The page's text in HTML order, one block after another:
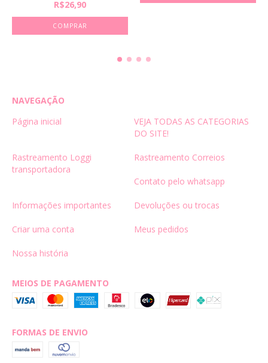
R$26,90
COMPRAR
NAVEGAÇÃO
Página inicial
VEJA TODAS AS CATEGORIAS
DO SITE!
Rastreamento Loggi
transportadora
Rastreamento Correios
Contato pelo whatsapp
Informações importantes Devoluções ou trocas
Criar uma conta Meus pedidos
Nossa história
MEIOS DE PAGAMENTO
FORMAS DE ENVIO